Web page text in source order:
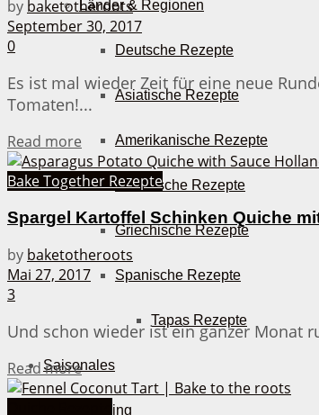
Länder & Regionen
Deutsche Rezepte
Asiatische Rezepte
Amerikanische Rezepte
Italienische Rezepte
Griechische Rezepte
Spanische Rezepte
Tapas Rezepte
Saisonales
Frühling
by baketotheroots
September 30, 2017
0
Es ist mal wieder Zeit für eine neue
Tomaten!...
Read more Details
Bake Together Rezepte
Spargel Kartoffel Schinken Quiche
by baketotheroots
Mai 27, 2017
3
Und schon wieder ist ein ganzer Monat
Read moreDetails